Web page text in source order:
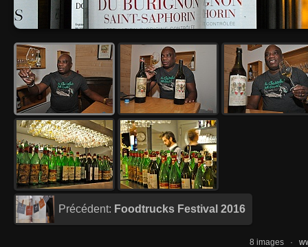
Précédent: Foodtrucks Festival 2016
8 images ·